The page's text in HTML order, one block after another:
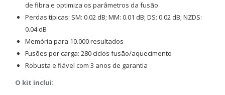
de fibra e optimiza os parâmetros da fusão
Perdas típicas: SM: 0.02 dB; MM: 0.01 dB; DS: 0.02 dB; NZDS:
0.04 dB
Memória para 10.000 resultados
Fusões por carga: 280 ciclos fusão/aquecimento
Robusta e fiável com 3 anos de garantia
O kit inclui: